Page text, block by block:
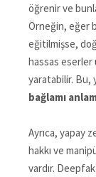
öğrenir ve
Örneğin, eğer
eğitilmişse,
hassas eserler
yaratabilir. Bu,
bağlamı
Ayrıca, yapay
hakkı ve
vardır.